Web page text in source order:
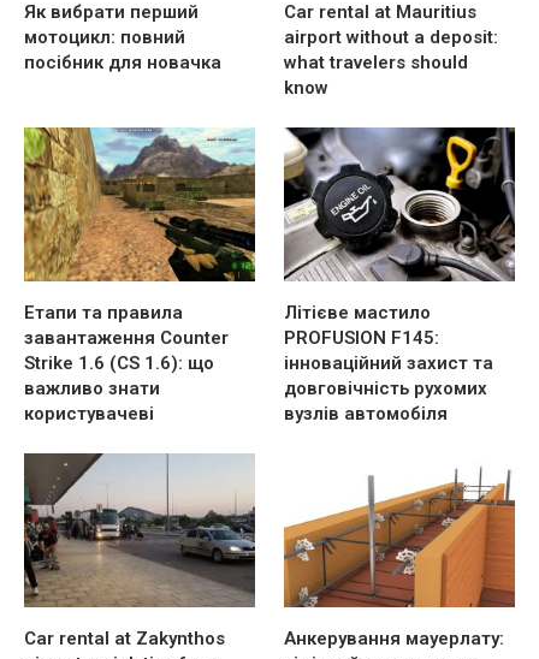
Як вибрати перший
мотоцикл: повний
посібник для новачка
Car rental at Mauritius
airport without a deposit:
what travelers should
know
Етапи та правила
завантаження Counter
Strike 1.6 (CS 1.6): що
важливо знати
користувачеві
Літієве мастило
PROFUSION F145:
інноваційний захист та
довговічність рухомих
вузлів автомобіля
Car rental at Zakynthos
Анкерування мауерлату: